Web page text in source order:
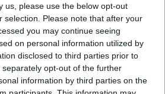
us, please use the below opt-out
selection. Please note that after your
you may continue seeing
on personal information utilized by
disclosed to third parties prior to
opt-out of the further
information by third parties on the
Fassbender - a fiatal
Jennifer Lawrence - Mistique
Dinklage - Bolivar Trask